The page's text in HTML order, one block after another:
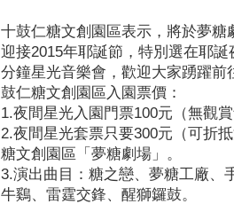
十鼓仁糖文創園區表示，將於夢
迎接2015年耶誕節，特別選在耶
分鐘星光音樂會，歡迎大家踴躍
鼓仁糖文創園區入園票價：
1.夜間星光入園門票100元（無觀
2.夜間星光套票只要300元（可折
糖文創園區「夢糖劇場」。
3.演出曲目：糖之戀、夢糖工廠、
牛鷄、雷霆交鋒、醒獅鑼鼓。